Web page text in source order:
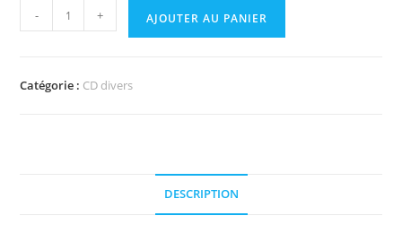
quantité
de
RING-
- + AJOUTER AU PANIER
Catégorie : CD divers
DESCRIPTION